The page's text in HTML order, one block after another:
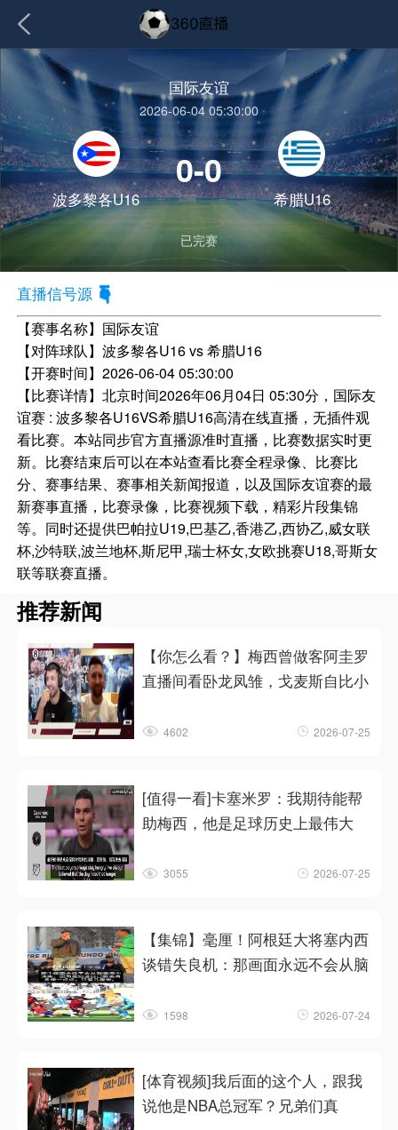
国际友谊
2026-06-04 05:30:00
波多黎各U16
0-0
希腊U16
已完赛
直播信号源
【赛事名称】 国际友谊
【对阵球队】波多黎各U16 vs 希腊U16
【开赛时间】2026-06-04 05:30:00
【比赛详情】北京时间2026年06月04日 05:30分，国际友
谊赛 : 波多黎各U16VS希腊U16高清在线直播，无插件观
看比赛。本站同步官方直播源准时直播，比赛数据实时更
新。比赛结束后可以在本站查看比赛全程录像、比赛比
分、赛事结果、赛事相关新闻报道，以及国际友谊赛的最
新赛事直播，比赛录像，比赛视频下载，精彩片段集锦
等。同时还提供巴帕拉U19,巴基乙,香港乙,西协乙,威女联
杯,沙特联,波兰地杯,斯尼甲,瑞士杯女,女欧挑赛U18,哥斯女
联等联赛直播。
推荐新闻
【你怎么看？】梅西曾做客阿圭罗
直播间看卧龙凤雏，戈麦斯自比小
4602 2026-07-25
[值得一看]卡塞米罗：我期待能帮
助梅西，他是足球历史上最伟大
3055 2026-07-25
【集锦】毫厘！阿根廷大将塞内西
谈错失良机：那画面永远不会从脑
1598 2026-07-24
[体育视频]我后面的这个人，跟我
说他是NBA总冠军？兄弟们真